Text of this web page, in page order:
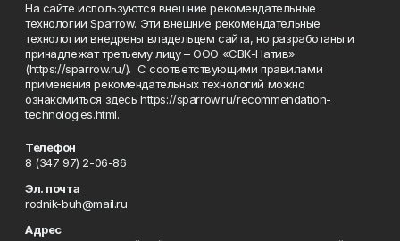
На сайте используются внешние рекомендательные
технологии Sparrow. Эти внешние рекомендательные
технологии внедрены владельцем сайта, но разработаны и
принадлежат третьему лицу – ООО «СВК-Натив»
(https://sparrow.ru/). С соответствующими правилами
применения рекомендательных технологий можно
ознакомиться здесь https://sparrow.ru/recommendation-
technologies.html.
Телефон
8 (347 97) 2-06-86
Эл. почта
rodnik-buh@mail.ru
Адрес